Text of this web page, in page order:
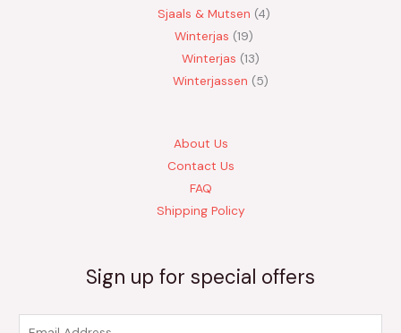
Sjaals & Mutsen 4
Winterjas 19
Winterjas 13
Winterjassen
5
About Us
Contact Us
FAQ
Shipping Policy
Sign up for special offers